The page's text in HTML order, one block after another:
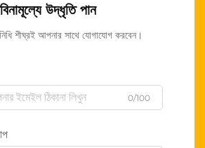
বিনামূল্যে উদ্ধৃতি পান
শীঘ্রই আপনার সাথে যোগাযোগ করবেন।
0/100